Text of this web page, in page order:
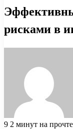
рисками в
9 2 минут на